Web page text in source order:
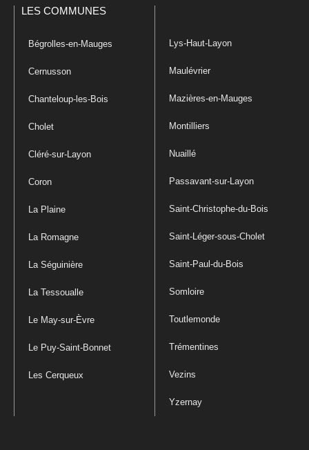
LES COMMUNES
Bégrolles-en-Mauges
Cernusson
Chanteloup-les-Bois
Cholet
Cléré-sur-Layon
Coron
La Plaine
La Romagne
La Séguinière
La Tessoualle
Le May-sur-Èvre
Le Puy-Saint-Bonnet
Les Cerqueux
Lys-Haut-Layon
Maulévrier
Mazières-en-Mauges
Montilliers
Nuaillé
Passavant-sur-Layon
Saint-Christophe-du-Bois
Saint-Léger-sous-Cholet
Saint-Paul-du-Bois
Somloire
Toutlemonde
Trémentines
Vezins
Yzernay